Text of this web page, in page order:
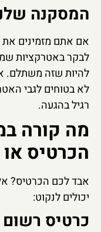
המסקנה
אם אתם מזמינים את
לבקר באטרקציות
להיות שזה משתלם.
לא בטוחים לגבי
רגיל בהגעה.
מה קורה
הכרטיס
אבד לכם הכרטיס?
יכולים לנקוט:
כרטיס